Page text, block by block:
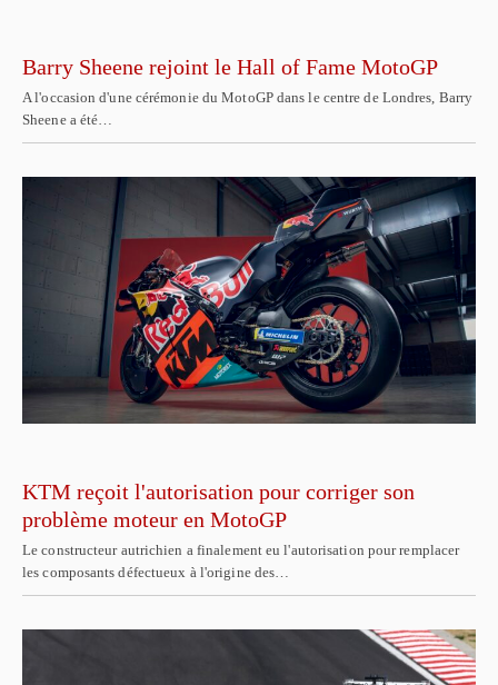
Barry Sheene rejoint le Hall of Fame MotoGP
A l'occasion d'une cérémonie du MotoGP dans le centre de Londres, Barry
Sheene a été…
KTM reçoit l'autorisation pour corriger son
problème moteur en MotoGP
Le constructeur autrichien a finalement eu l'autorisation pour remplacer
les composants défectueux à l'origine des…